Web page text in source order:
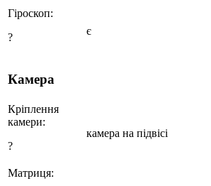
Гіроскоп:
?
є
Камера
Кріплення
камери:
?
камера на підвісі
Матриця: